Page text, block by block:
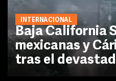
INTERNACIONAL
Baja California
mexicanas y
tras el